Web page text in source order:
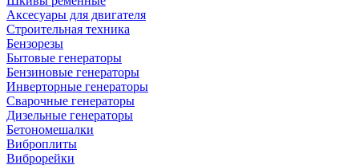
Аксесуары для двигателя
Строительная техника
Бензорезы
Бытовые генераторы
Бензиновые генераторы
Инверторные генераторы
Сварочные генераторы
Дизельные генераторы
Бетономешалки
Виброплиты
Виброрейки